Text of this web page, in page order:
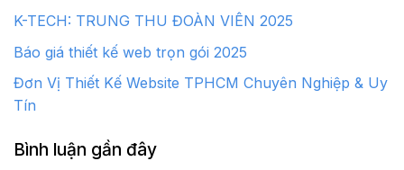
K-TECH: TRUNG THU ĐOÀN VIÊN 2025
Báo giá thiết kế web trọn gói 2025
Đơn Vị Thiết Kế Website TPHCM Chuyên Nghiệp & Uy
Tín
Bình luận gần đây